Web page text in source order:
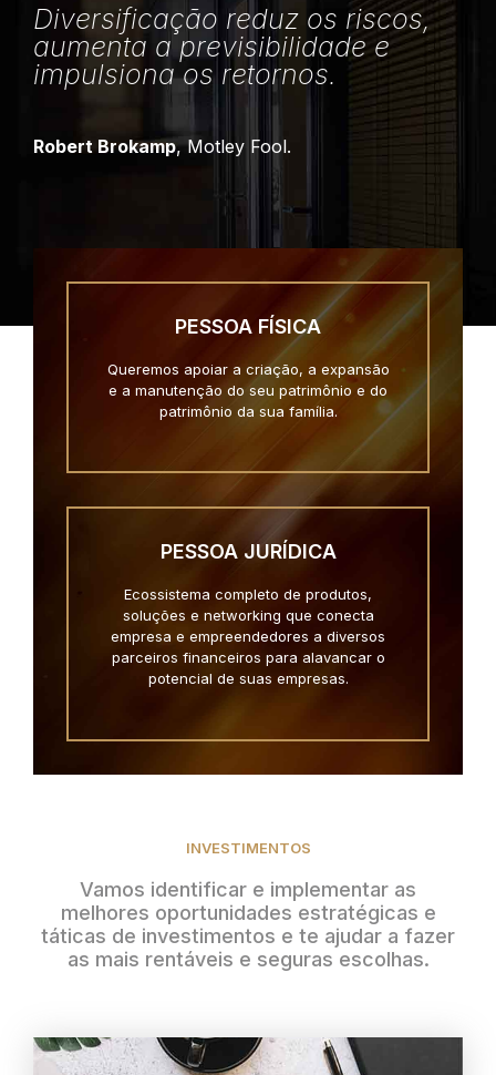
Diversificação reduz os riscos,
aumenta a previsibilidade e
impulsiona os retornos.
Robert Brokamp, Motley Fool.
PESSOA FÍSICA
Queremos apoiar a criação, a expansão
e a manutenção do seu patrimônio e do
patrimônio da sua família.
PESSOA JURÍDICA
Ecossistema completo de produtos,
soluções e networking que conecta
empresa e empreendedores a diversos
parceiros financeiros para alavancar o
potencial de suas empresas.
INVESTIMENTOS
Vamos identificar e implementar as
melhores oportunidades estratégicas e
táticas de investimentos e te ajudar a fazer
as mais rentáveis e seguras escolhas.